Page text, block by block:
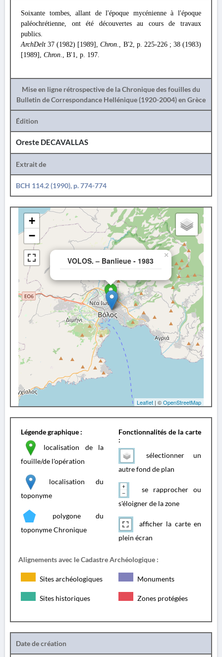
Soixante tombes, allant de l'époque mycénienne à l'époque
paléochrétienne, ont été découvertes au cours de travaux
publics.
ArchDelt37 (1982) [1989],Chron., B'2, p. 225-226 ; 38 (1983)
[1989], Chron., Β'1, p. 197.
Mise en ligne rétrospective de la Chronique des fouilles du
Bulletin de Correspondance Hellénique (1920-2004) en Grèce
Édition
Oreste DECAVALLAS
Extrait de
BCH 114.2 (1990), p. 774-774
VOLOS. – Banlieue - 1983
×
+
−
Leaflet | ©OpenStreetMap
Légende graphique :
localisation de la
fouille/de l'opération
localisation du
toponyme
polygone du
toponyme Chronique
Fonctionnalités de la carte
:
sélectionner un
autre fond de plan
se rapprocher ou
s'éloigner de la zone
afficher la carte en
plein écran
Alignements avec le Cadastre Archéologique :
Sites archéologiques Monuments
Sites historiques Zones protégées
Date de création